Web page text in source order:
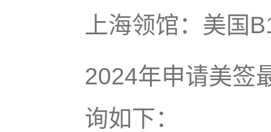
上海领馆：美国
2024年申请美签
询如下：